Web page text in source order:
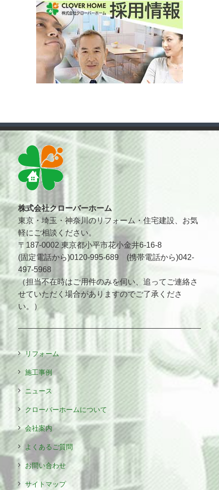
株式会社クローバーホーム
東京・埼玉・神奈川のリフォーム・住宅建設、お気
軽にご相談ください。
〒187-0002 東京都小平市花小金井6-16-8
(固定電話から)0120-995-689 (携帯電話から)042-
497-5968
（担当不在時はご用件のみを伺い、追ってご連絡さ
せていただく場合がありますのでご了承くださ
い。）
リフォーム
施工事例
ニュース
クローバーホームについて
会社案内
よくあるご質問
お問い合わせ
サイトマップ